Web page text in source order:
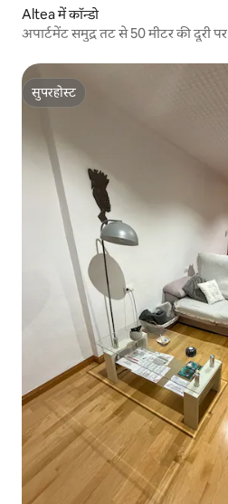
Altea में कॉन्डो
अपार्टमेंट समुद्र तट से 50 मीटर की दूरी पर
सुपरहोस्ट
सुपरहोस्ट